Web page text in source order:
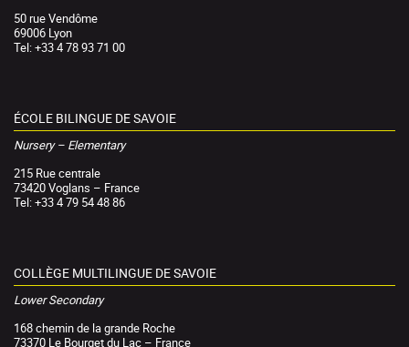
50 rue Vendôme
69006 Lyon
Tel: +33 4 78 93 71 00
ÉCOLE BILINGUE DE SAVOIE
Nursery – Elementary
215 Rue centrale
73420 Voglans – France
Tel: +33 4 79 54 48 86
COLLÈGE MULTILINGUE DE SAVOIE
Lower Secondary
168 chemin de la grande Roche
73370 Le Bourget du Lac – France